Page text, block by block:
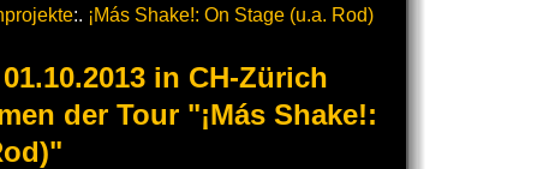
:. ¡Más Shake!: On Stage (u.a. Rod)
in CH-Zürich
der Tour "¡Más Shake!: